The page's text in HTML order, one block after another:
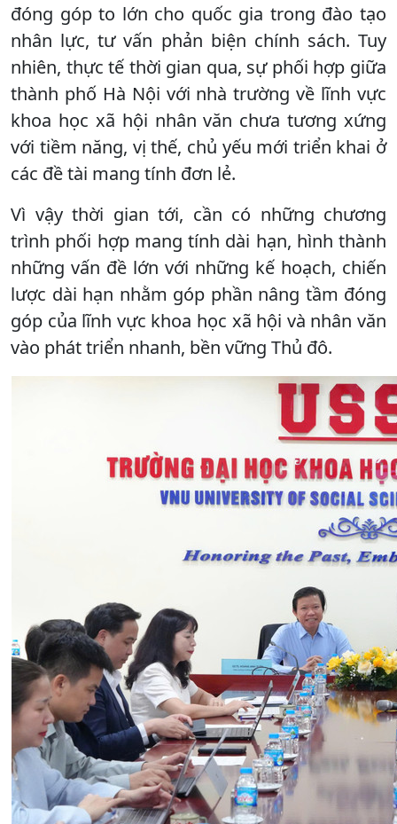
đóng góp to lớn cho quốc gia trong đào tạo
nhân lực, tư vấn phản biện chính sách. Tuy
nhiên, thực tế thời gian qua, sự phối hợp giữa
thành phố Hà Nội với nhà trường về lĩnh vực
khoa học xã hội nhân văn chưa tương xứng
với tiềm năng, vị thế, chủ yếu mới triển khai ở
các đề tài mang tính đơn lẻ.
Vì vậy thời gian tới, cần có những chương
trình phối hợp mang tính dài hạn, hình thành
những vấn đề lớn với những kế hoạch, chiến
lược dài hạn nhằm góp phần nâng tầm đóng
góp của lĩnh vực khoa học xã hội và nhân văn
vào phát triển nhanh, bền vững Thủ đô.